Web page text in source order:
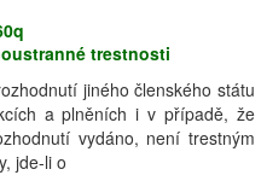
trestnosti
jiného členského státu
a plněních i v případě, že
vydáno, není trestným
jde-li o